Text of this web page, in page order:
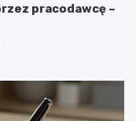
pracodawcę –